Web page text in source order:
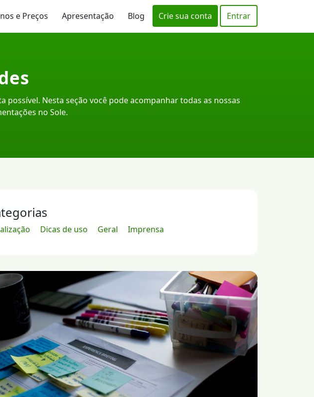
e Preços Apresentação Blog Crie sua conta Entrar
Nesta seção você pode acompanhar todas as nossas
no Sole.
Dicas de uso Geral Imprensa